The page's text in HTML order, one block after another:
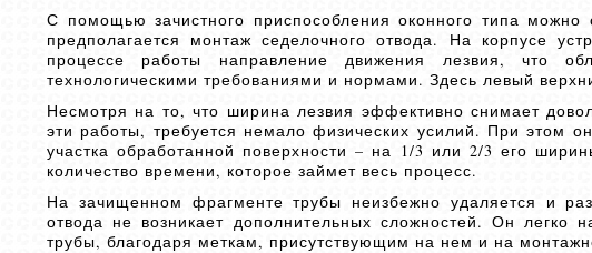
С помощью зачистного приспособления оконного типа можно
предполагается монтаж седелочного отвода. На корпусе
процессе работы направление движения лезвия, что
технологическими требованиями и нормами. Здесь левый
Несмотря на то, что ширина лезвия эффективно снимает
эти работы, требуется немало физических усилий. При этом
участка обработанной поверхности – на 1/3 или 2/3 его
количество времени, которое займет весь процесс.
На зачищенном фрагменте трубы неизбежно удаляется и
отвода не возникает дополнительных сложностей. Он легко
трубы, благодаря меткам, присутствующим на нем и на